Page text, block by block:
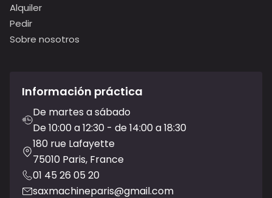
Alquiler
Pedir
Sobre nosotros
Información práctica
De martes a sábado
De 10:00 a 12:30 - de 14:00 a 18:30
180 rue Lafayette
75010 Paris, France
01 45 26 05 20
saxmachineparis@gmail.com